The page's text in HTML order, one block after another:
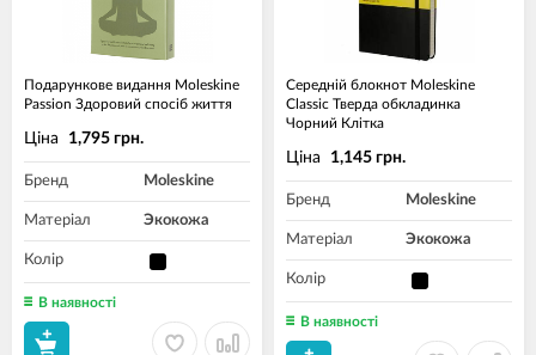
Подарункове видання Moleskine
Passion Здоровий спосіб життя
Ціна 1,795 грн.
Бренд Moleskine
Матеріал Экокожа
Колір
В наявності
Середній блокнот Moleskine
Classic Тверда обкладинка
Чорний Клітка
Ціна 1,145 грн.
Бренд Moleskine
Матеріал Экокожа
Колір
В наявності